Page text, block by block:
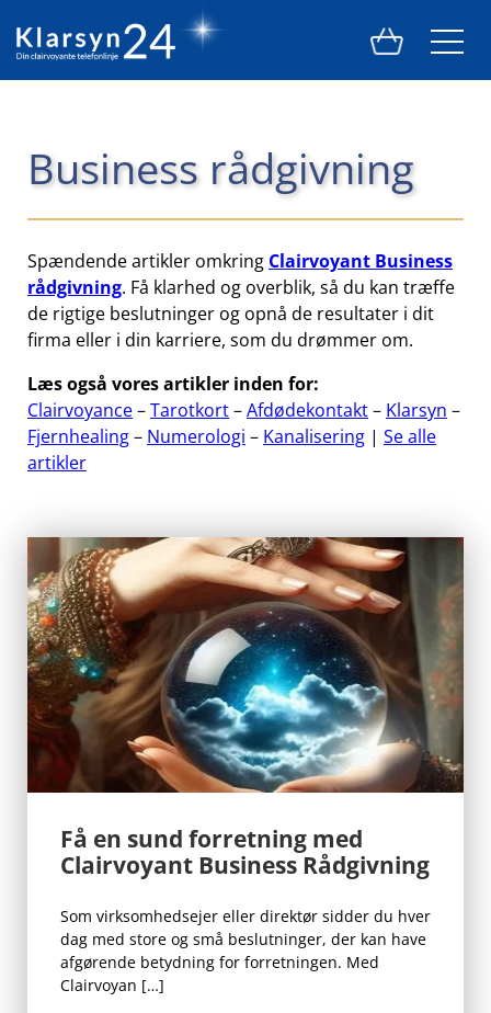
Business rådgivning
Spændende artikler omkring Clairvoyant Business
rådgivning. Få klarhed og overblik, så du kan træffe
de rigtige beslutninger og opnå de resultater i dit
firma eller i din karriere, som du drømmer om.
Læs også vores artikler inden for:
Clairvoyance–Tarotkort–Afdødekontakt– Klarsyn –
Fjernhealing– Numerologi – Kanalisering | Se alle
artikler
Få en sund forretning med
Clairvoyant Business Rådgivning
Som virksomhedsejer eller direktør sidder du hver
dag med store og små beslutninger, der kan have
afgørende betydning for forretningen. Med
Clairvoyan […]